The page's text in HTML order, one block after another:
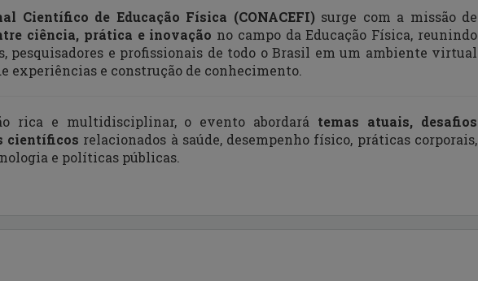
Científico de Educação Física (CONACEFI)surge com a missão de
ciência, prática e inovação no campo da Educação Física, reunindo
pesquisadores e profissionais de todo o Brasil em um ambiente virtual
experiências e construção de conhecimento.
rica e multidisciplinar, o evento abordará temas atuais, desafios
científicos relacionados à saúde, desempenho físico, práticas corporais,
e políticas públicas.